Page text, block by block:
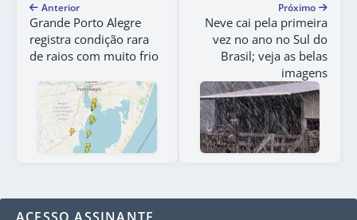
Anterior
Grande Porto Alegre
registra condição rara
de raios com muito frio
Próximo
Neve cai pela primeira
vez no ano no Sul do
Brasil; veja as belas
imagens